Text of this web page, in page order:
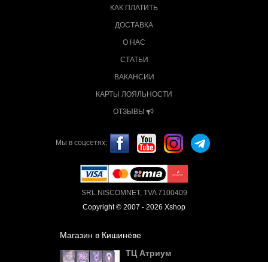
КАК ПЛАТИТЬ
ДОСТАВКА
О НАС
СТАТЬИ
ВАКАНСИИ
КАРТЫ ЛОЯЛЬНОСТИ
ОТЗЫВЫ
Мы в соцсетях:
SRL NISCOMNET, TVA 7100409
Copyright © 2007 - 2026 Xshop
Магазин в Кишинёве
ТЦ Атриум